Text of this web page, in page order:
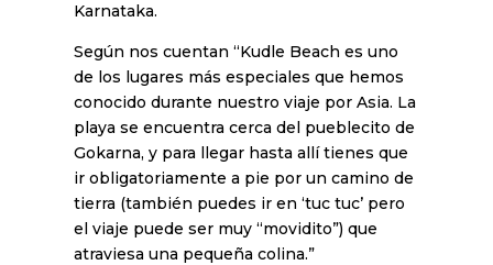
Karnataka.
Según nos cuentan “Kudle Beach es uno
de los lugares más especiales que hemos
conocido durante nuestro viaje por Asia. La
playa se encuentra cerca del pueblecito de
Gokarna, y para llegar hasta allí tienes que
ir obligatoriamente a pie por un camino de
tierra (también puedes ir en ‘tuc tuc’ pero
el viaje puede ser muy “movidito”) que
atraviesa una pequeña colina.”